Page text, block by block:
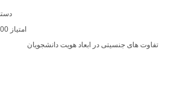
امتیاز 5.00 (1 رای)
تفاوت های جنسیتی در ابعاد هویت دانشجویان